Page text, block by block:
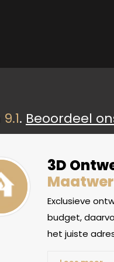
9.1. Beoordeel
3D
Exclusieve
budget,
het juiste